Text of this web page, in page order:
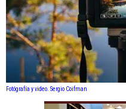
Fotógrafía y video. Sergio Coifman